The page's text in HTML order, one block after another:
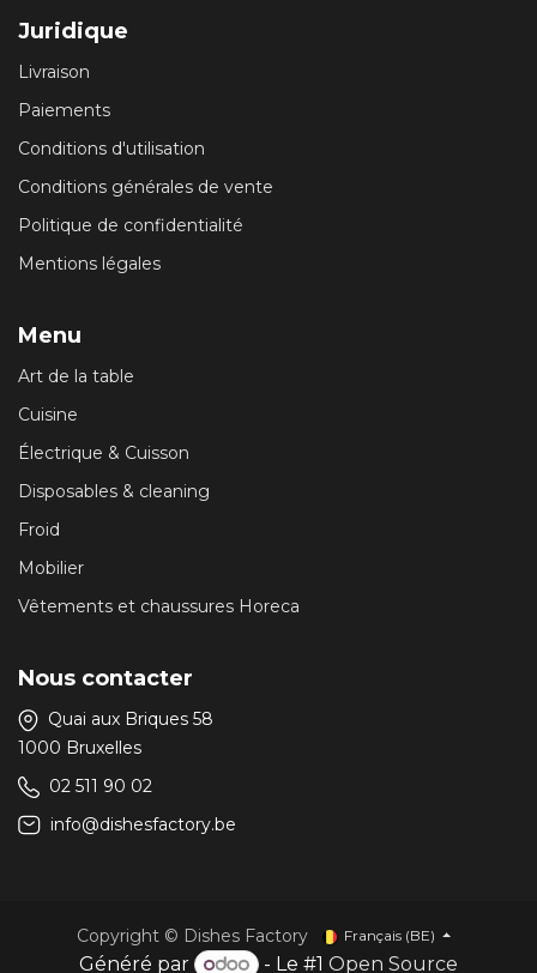
Juridique
Livraison
Paiements
Conditions d'utilisation
Conditions générales de vente
Politique de confidentialité
Mentions légales
Menu
Art de la table
Cuisine
Électrique & Cuisson
Disposables & cleaning
Froid
Mobilier
Vêtements et chaussures Horeca
Nous contacter
Quai aux Briques 58
1000 Bruxelles
02 511 90 02
info@dishesfactory.be
Copyright © Dishes Factory Français (BE)
Généré par - Le #1Open Source